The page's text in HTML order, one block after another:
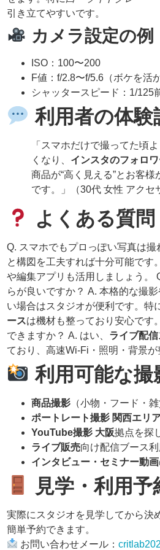
引き立てやすいです。
カメラ設定の例
ISO：100〜200
F値：f/2.8〜f/5.6（ボケを活
シャッタースピード：1/125
利用者の体験
「スマホだけで撮ってた頃
くなり、 インスタのフォロ
商品が“高く見える”とお客様
です。」（30代 女性 アクセ
よくある質問
Q. スマホでもプロっぽい写真は
と構図を工夫すれば十分可能です
や編集アプリも活用しましょう。
らが良いですか？ A. 本格的な撮
い場合はスタジオが便利です。特
ースは機材も整っており安心です
できますか？ A. はい、 ライブ配
ており、高速Wi-Fi・照明・背景が
利用可能な
商品撮影 （小物・フード・雑
ポートレート撮影 関西エリ
YouTube撮影 大阪拠点を探
ライブ販売向け配信ブース利
インタビュー・セミナー動画
見学・利用
実際にスタジオを見学してから決
簡単予約できます。
お問い合わせメール：